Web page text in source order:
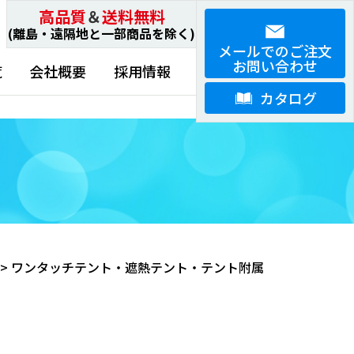
高品質＆送料無料
(離島・遠隔地と一部商品を除く)
会社概要 採用情報
メールでのご注文
お問い合わせ
カタログ
> ワンタッチテント・遮熱テント・テント附属